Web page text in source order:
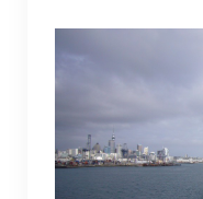
Indonesien (Sep. 2022)